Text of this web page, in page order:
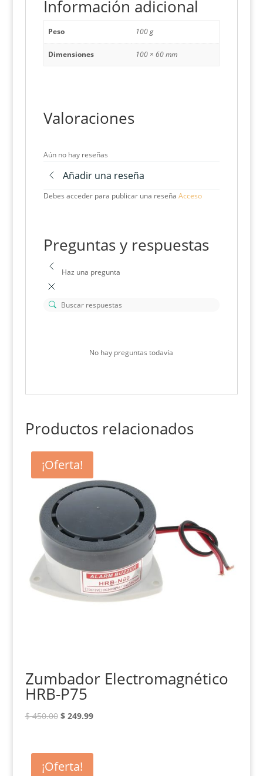
Información adicional
Peso 100 g
Dimensiones 100 × 60 mm
Valoraciones
Aún no hay reseñas
Añadir una reseña
Debes acceder para publicar una reseña Acceso
Preguntas y respuestas
Haz una pregunta
No hay preguntas todavía
Productos relacionados
¡Oferta!
Zumbador Electromagnético
HRB-P75
$450.00 El
era:
$ 450.00.
$249.99El
es:
¡Oferta!